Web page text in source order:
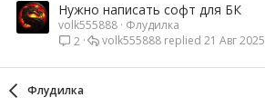
Нужно написать софт для БК
volk555888 Флудилка
2
21 Авг 2025
volk555888
Флудилка